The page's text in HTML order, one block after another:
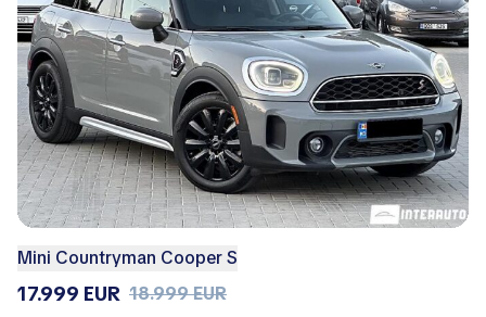
Mini Countryman Cooper S
17.999 EUR 18.999 EUR